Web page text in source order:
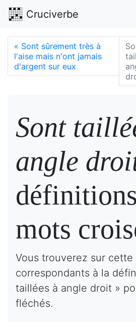
Cruciverbe
« Sont sûrement très à
l'aise mais n'ont jamais
d'argent sur eux
Sont
angle
mots
Vous trouverez sur cette
correspondants à la
taillées à angle droit »
fléchés.